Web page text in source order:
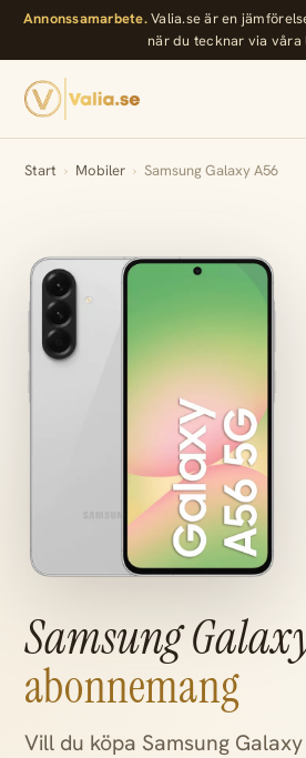
Annonssamarbete.Valia.se är en
när du tecknar via våra
Start › Mobiler › Samsung Galaxy A56
Samsung
abonnemang
Vill du köpa Samsung